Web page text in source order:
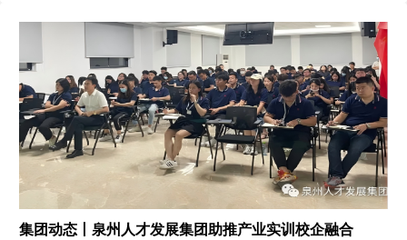
集团动态丨泉州人才发展集团助推产业实训校企融合